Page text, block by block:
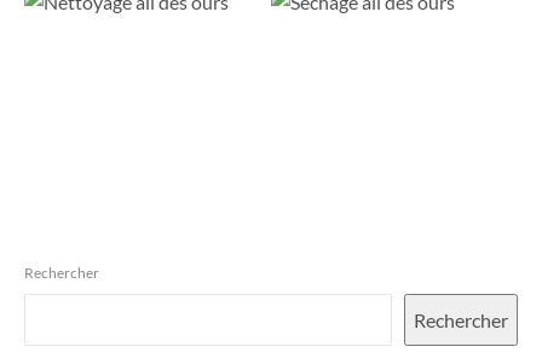
Rechercher
Rechercher